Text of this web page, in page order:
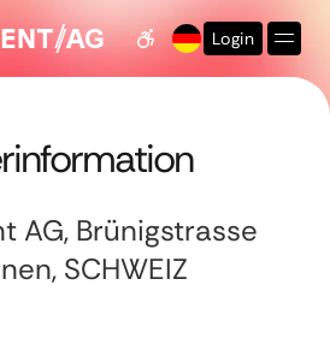
Barrierefreiheits-
Login
AG, Brünigstrasse
SCHWEIZ